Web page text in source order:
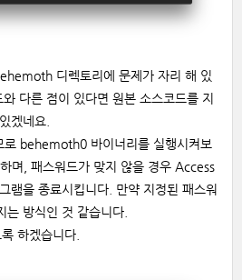
디렉토리에 문제가 자리 해 있
다른 점이 있다면 원본 소스코드를 지
겠네요.
behemoth0 바이너리를 실행시켜보
며, 패스워드가 맞지 않을 경우 Access
램을 종료시킵니다. 만약 지정된 패스워
는 방식인 것 같습니다.
하겠습니다.